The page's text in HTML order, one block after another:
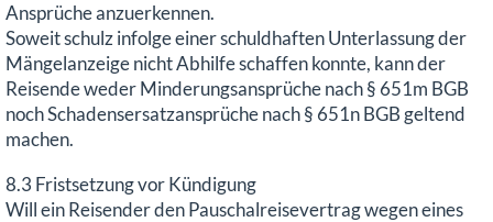
Ansprüche anzuerkennen.
Soweit schulz infolge einer schuldhaften Unterlassung der
Mängelanzeige nicht Abhilfe schaffen konnte, kann der
Reisende weder Minderungsansprüche nach § 651m BGB
noch Schadensersatzansprüche nach § 651n BGB geltend
machen.
8.3 Fristsetzung vor Kündigung
Will ein Reisender den Pauschalreisevertrag wegen eines